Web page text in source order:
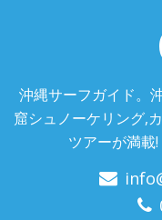
沖縄サーフガイド。
窟シュノーケリング,
ツアーが満載